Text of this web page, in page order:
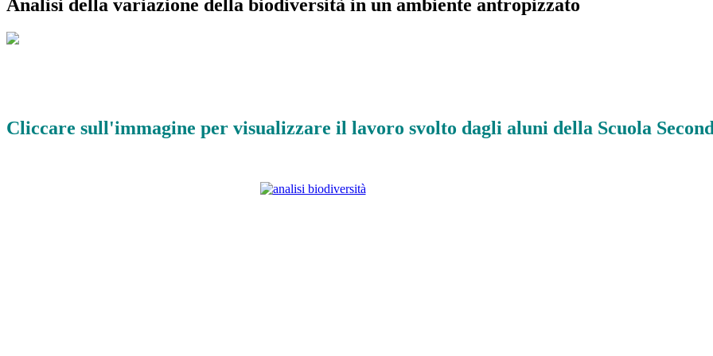
Analisi della variazione della biodiversità in un ambiente antropizzato
Cliccare sull'immagine per visualizzare il lavoro svolto dagli aluni della Scuola